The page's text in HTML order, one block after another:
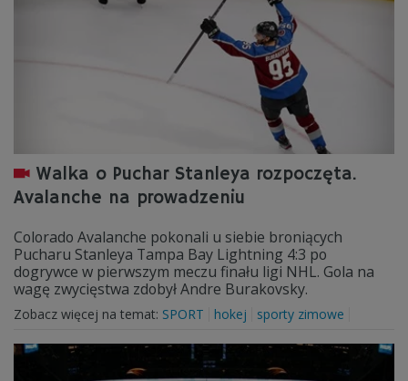
Walka o Puchar Stanleya rozpoczęta.
Avalanche na prowadzeniu
Colorado Avalanche pokonali u siebie broniących
Pucharu Stanleya Tampa Bay Lightning 4:3 po
dogrywce w pierwszym meczu finału ligi NHL. Gola na
wagę zwycięstwa zdobył Andre Burakovsky.
Zobacz więcej na temat: SPORT hokej sporty zimowe